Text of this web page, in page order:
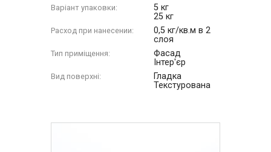
Варіант упаковки:
5 кг
25 кг
Расход при нанесении:
0,5 кг/кв.м в 2
слоя
Тип приміщення:
Фасад
Інтер'єр
Вид поверхні:
Гладка
Текстурована